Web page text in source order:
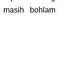
bohlam